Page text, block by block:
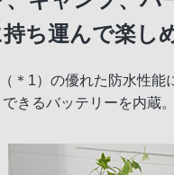
ち運んで楽し
＊1）の優れた防水性
きるバッテリーを内蔵